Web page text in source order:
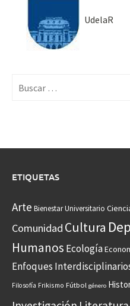
UdelaR
ETIQUETAS
Arte Bienestar Universitario
Comunidad Cultura
Humanos Ecología
Enfoques
Filosofía Frikismo Fútbol género